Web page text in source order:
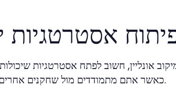
אסטרטגיות
אונליין, חשוב לפתח אסטרטגיות
כאשר אתם מתמודדים מול שחקנים אחרים, אריחים אסטרטגיים יכולים לשפר את סיכוייכם לנצח.